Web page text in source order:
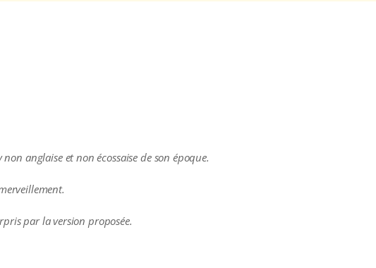
anglaise et non écossaise de son époque.
par la version proposée.